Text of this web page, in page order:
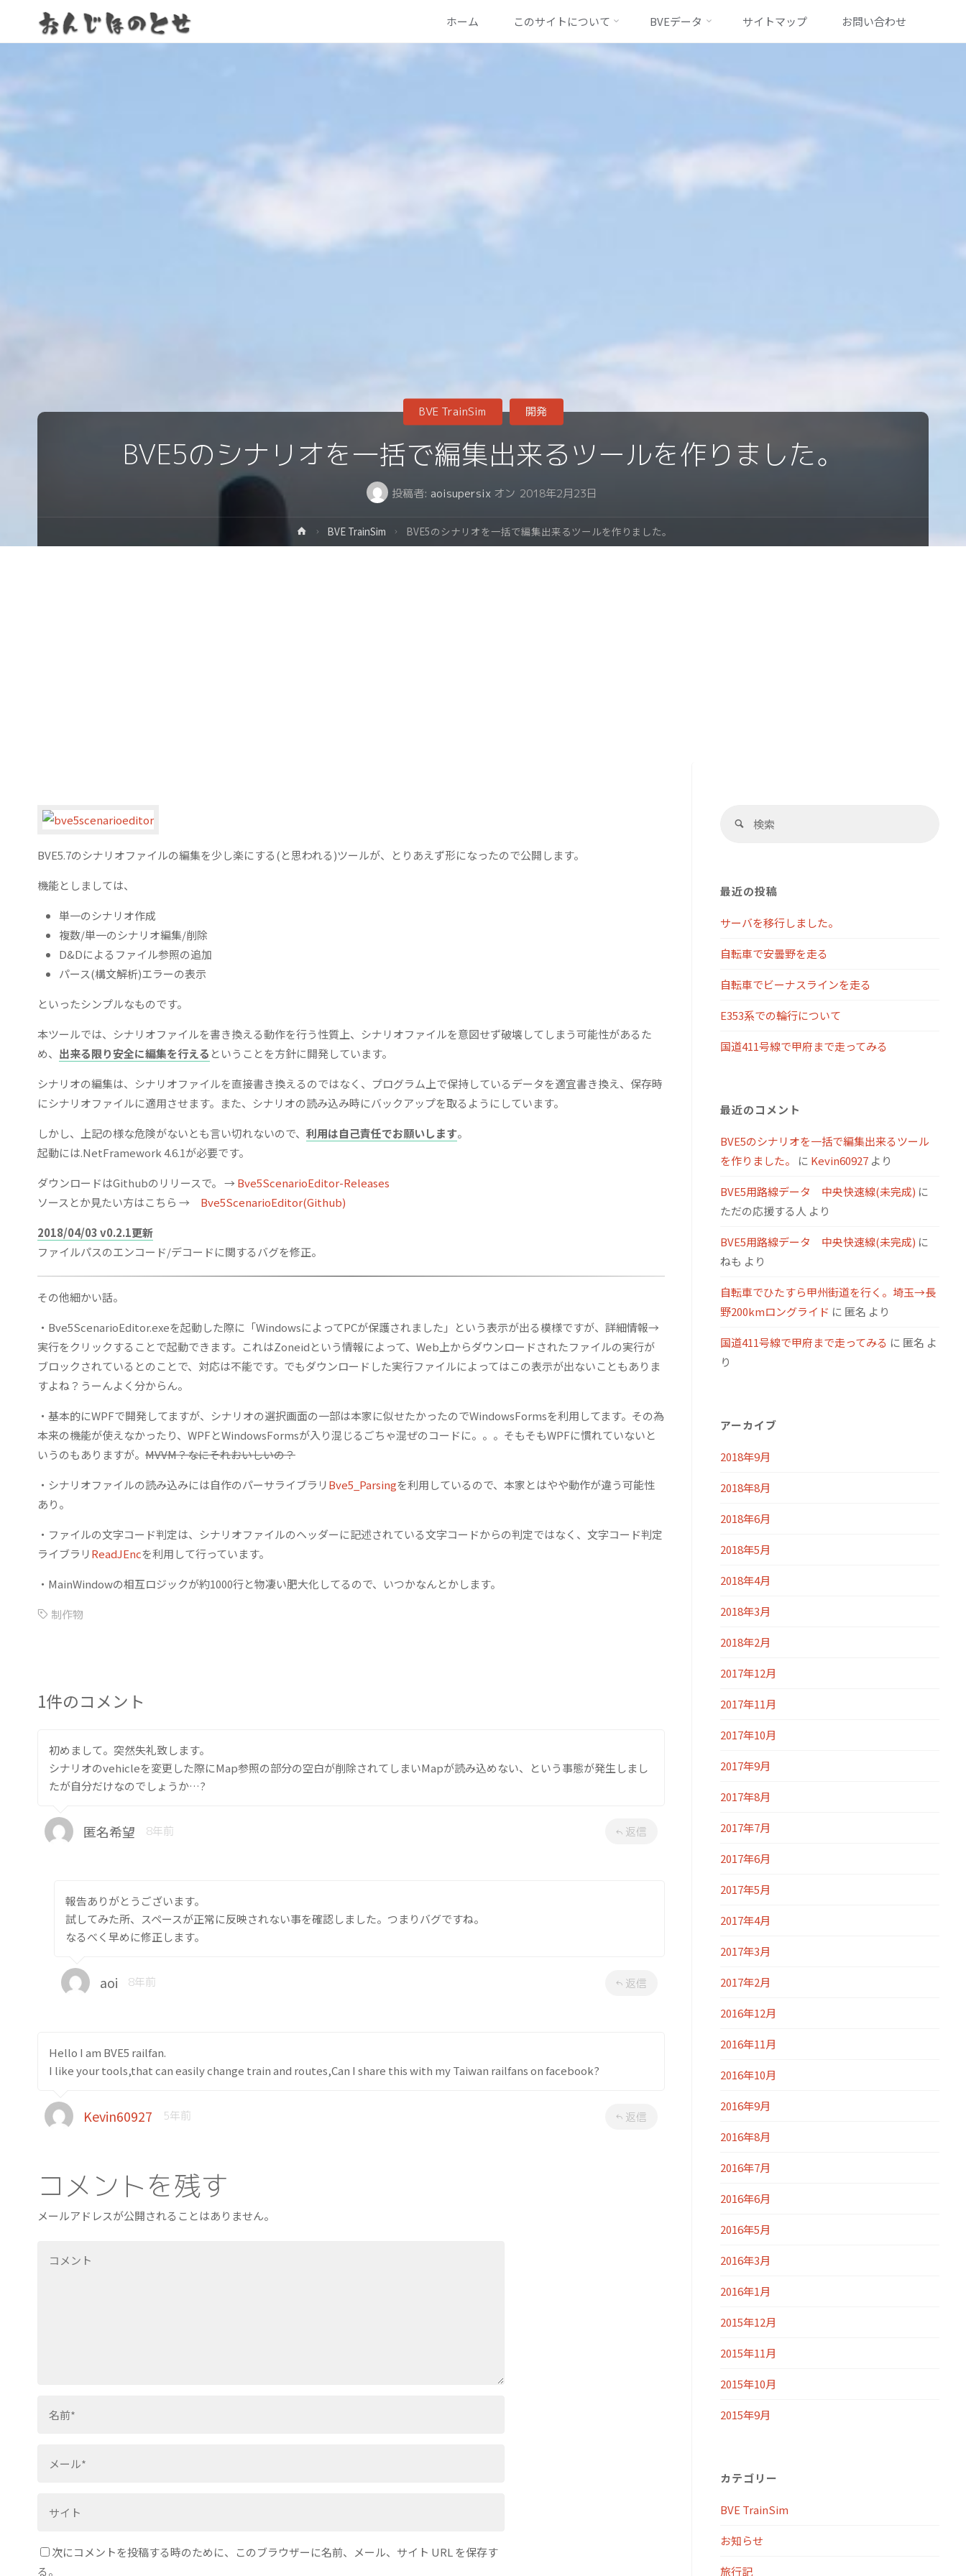
じ
コ
ン
ホーム このサイトについて BVEデータ サイトマップ お問い合わせ
BVE5のシナリオを一括で編集出来るツールを作りました。
投稿者: aoisupersix オン 2018年2月23日
BVE TrainSim 開発
ホ
ー
BVE TrainSim BVE5のシナリオを一括で編集出来るツールを作りました。
BVE5.7のシナリオファイルの編集を少し楽にする(と思われる)ツールが、とりあえず形になったので公開します。
機能としましては、
単一のシナリオ作成
複数/単一のシナリオ編集/削除
D&Dによるファイル参照の追加
パース(構文解析)エラーの表示
といったシンプルなものです。
本ツールでは、シナリオファイルを書き換える動作を行う性質上、シナリオファイルを意図せず破壊してしまう可能性があるた
め、 出来る限り安全に編集を行える ということを方針に開発しています。
シナリオの編集は、シナリオファイルを直接書き換えるのではなく、プログラム上で保持しているデータを適宜書き換え、保存時
にシナリオファイルに適用させます。また、シナリオの読み込み時にバックアップを取るようにしています。
しかし、上記の様な危険がないとも言い切れないので、 利用は自己責任でお願いします。
起動には.NetFramework 4.6.1が必要です。
ダウンロードはGithubのリリースで。 →Bve5ScenarioEditor-Releases
ソースとか見たい方はこちら → Bve5ScenarioEditor(Github)
2018/04/03 v0.2.1更新
ファイルパスのエンコード/デコードに関するバグを修正。
その他細かい話。
・Bve5ScenarioEditor.exeを起動した際に「WindowsによってPCが保護されました」という表示が出る模様ですが、詳細情報→
実行をクリックすることで起動できます。これはZoneidという情報によって、Web上からダウンロードされたファイルの実行が
ブロックされているとのことで、対応は不能です。でもダウンロードした実行ファイルによってはこの表示が出ないこともありま
すよね？うーんよく分からん。
・基本的にWPFで開発してますが、シナリオの選択画面の一部は本家に似せたかったのでWindowsFormsを利用してます。その為
本来の機能が使えなかったり、WPFとWindowsFormsが入り混じるごちゃ混ぜのコードに。。。そもそもWPFに慣れていないと
いうのもありますが。 MVVM？なにそれおいしいの？
・シナリオファイルの読み込みには自作のパーサライブラリBve5_Parsingを利用しているので、本家とはやや動作が違う可能性
あり。
・ファイルの文字コード判定は、シナリオファイルのヘッダーに記述されている文字コードからの判定ではなく、文字コード判定
ライブラリReadJEncを利用して行っています。
・MainWindowの相互ロジックが約1000行と物凄い肥大化してるので、いつかなんとかします。
制作物
1件のコメント
初めまして。突然失礼致します。
シナリオのvehicleを変更した際にMap参照の部分の空白が削除されてしまいMapが読み込めない、という事態が発生しまし
たが自分だけなのでしょうか…?
匿名希望 8年前 返信
報告ありがとうございます。
試してみた所、スペースが正常に反映されない事を確認しました。つまりバグですね。
なるべく早めに修正します。
aoi 8年前 返信
Hello I am BVE5 railfan.
I like your tools,that can easily change train and routes,Can I share this with my Taiwan railfans on facebook?
Kevin60927 5年前 返信
コメントを残す
メールアドレスが公開されることはありません。
次にコメントを投稿する時のために、このブラウザーに名前、メール、サイト URL を保存す
る。
検
最近の投稿
サーバを移行しました。
自転車で安曇野を走る
自転車でビーナスラインを走る
E353系での輪行について
国道411号線で甲府まで走ってみる
最近のコメント
BVE5のシナリオを一括で編集出来るツール
を作りました。
に Kevin60927 より
BVE5用路線データ 中央快速線(未完成) に
ただの応援する人 より
BVE5用路線データ 中央快速線(未完成) に
ねも より
自転車でひたすら甲州街道を行く。埼玉→長
野200kmロングライド に 匿名 より
国道411号線で甲府まで走ってみる に 匿名 よ
り
アーカイブ
2018年9月
2018年8月
2018年6月
2018年5月
2018年4月
2018年3月
2018年2月
2017年12月
2017年11月
2017年10月
2017年9月
2017年8月
2017年7月
2017年6月
2017年5月
2017年4月
2017年3月
2017年2月
2016年12月
2016年11月
2016年10月
2016年9月
2016年8月
2016年7月
2016年6月
2016年5月
2016年3月
2016年1月
2015年12月
2015年11月
2015年10月
2015年9月
カテゴリー
BVE TrainSim
お知らせ
旅行記